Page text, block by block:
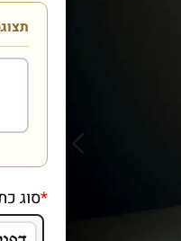
*סוג